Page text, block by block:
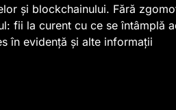
și blockchainului. Fără
fii la curent cu ce se întâmplă
în evidență și alte informații